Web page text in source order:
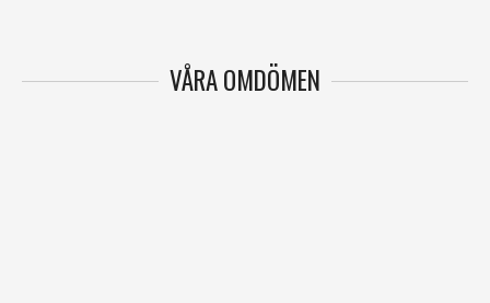
VÅRA OMDÖMEN